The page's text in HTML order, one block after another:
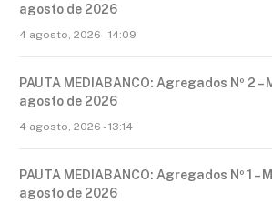
agosto de 2026
4 agosto, 2026 - 14:09
PAUTA MEDIABANCO: Agregados Nº 2
agosto de 2026
4 agosto, 2026 - 13:14
PAUTA MEDIABANCO: Agregados Nº 1 –
agosto de 2026